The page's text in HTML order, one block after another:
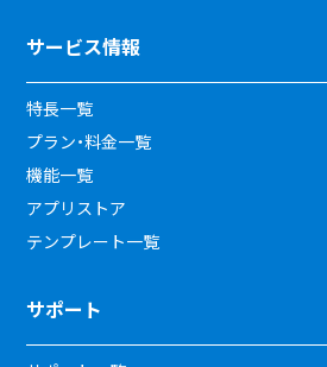
サービス情報
特長一覧
プラン・料金一覧
機能一覧
アプリストア
テンプレート一覧
サポート